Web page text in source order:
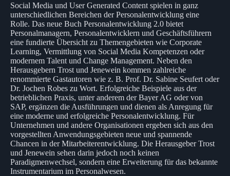
Social Media und User Generated Content spielen in ganz
unterschiedlichen Bereichen der Personalentwicklung eine
Rolle. Das neue Buch Personalentwicklung 2.0 bietet
Personalmanagern, Personalentwicklern und Geschäftsführern
eine fundierte Übersicht zu Themengebieten wie Corporate
Learning, Vermittlung von Social Media Kompetenzen oder
modernem Talent und Change Management. Neben den
Herausgebern Trost und Jenewein kommen zahlreiche
renommierte Gastautoren wie z. B. Prof. Dr. Sabine Seufert oder
Dr. Jochen Robes zu Wort. Erfolgreiche Beispiele aus der
betrieblichen Praxis, unter anderem der Bayer AG oder von
SAP, ergänzen die Ausführungen und dienen als Anregung für
eine moderne und erfolgreiche Personalentwicklung. Für
Unternehmen und andere Organisationen ergeben sich aus den
vorgestellten Anwendungsgebieten neue und spannende
Chancen in der Mitarbeiterentwicklung. Die Herausgeber Trost
und Jenewein sehen darin jedoch noch keinen
Paradigmenwechsel, sondern eine Erweiterung für das bekannte
Instrumentarium im Personalwesen.